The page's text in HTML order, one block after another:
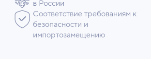
в России
Соответствие требованиям к
безопасности и
импортозамещению